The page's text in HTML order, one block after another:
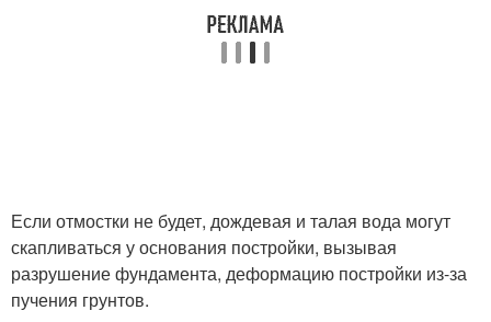
Если отмостки не будет, дождевая и талая вода могут
скапливаться у основания постройки, вызывая
разрушение фундамента, деформацию постройки из-за
пучения грунтов.